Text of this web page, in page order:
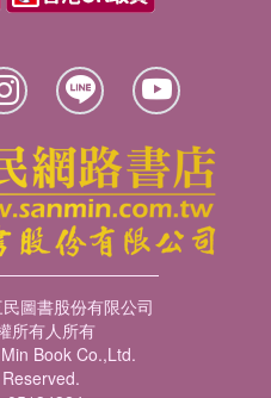
圖書股份有限公司
所有人所有
Book Co.,Ltd.